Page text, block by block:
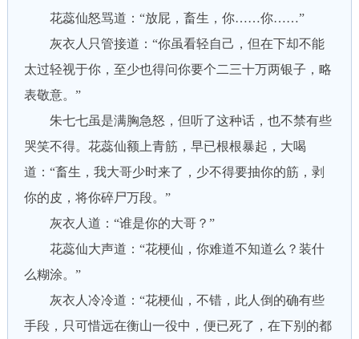
花蕊仙怒骂道：“放屁，畜生，你……你……”
灰衣人只管接道：“你虽看轻自己，但在下却不能
太过轻视于你，至少也得问你要个二三十万两银子，略
表敬意。”
朱七七虽是满胸急怒，但听了这种话，也不禁有些
哭笑不得。花蕊仙额上青筋，早已根根暴起，大喝
道：“畜生，我大哥少时来了，少不得要抽你的筋，剥
你的皮，将你碎尸万段。”
灰衣人道：“谁是你的大哥？”
花蕊仙大声道：“花梗仙，你难道不知道么？装什
么糊涂。”
灰衣人冷冷道：“花梗仙，不错，此人倒的确有些
手段，只可惜远在衡山一役中，便已死了，在下别的都